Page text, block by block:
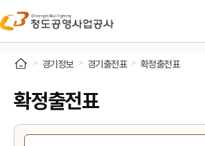
경기정보 경기출전표 확정출전표
확정출전표